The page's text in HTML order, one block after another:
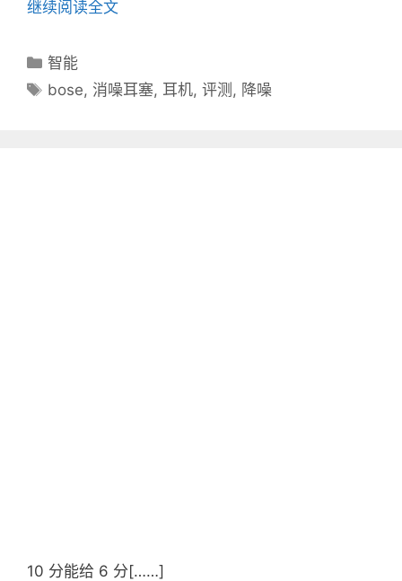
继续阅读全文
分
类
智能
标
bose, 消噪耳塞, 耳机,评测 , 降噪
10 分能给 6 分[……]